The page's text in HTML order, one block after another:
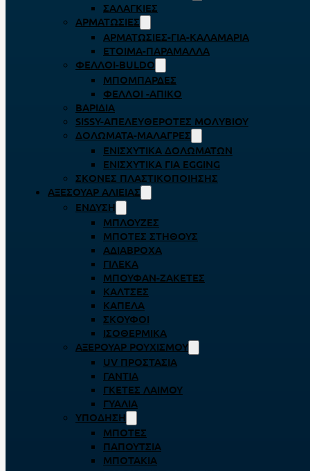
ΣΑΛΑΓΚΙΈΣ
ΑΡΜΑΤΩΣΙΈΣ
ΑΡΜΑΤΩΣΙΈΣ-ΓΙΑ-ΚΑΛΑΜΆΡΙΑ
ΈΤΟΙΜΑ-ΠΑΡΆΜΑΛΛΑ
ΦΕΛΛΟΊ-BULDO
ΜΠΟΜΠΆΡΔΕΣ
ΦΕΛΛΟΊ -ΑΠΊΚΟ
ΒΑΡΊΔΙΑ
SISSY-ΑΠΕΛΕΥΘΕΡΟΤΈΣ ΜΟΛΥΒΙΟΎ
ΔΟΛΏΜΑΤΑ-ΜΑΛΆΓΡΕΣ
ΕΝΙΣΧΥΤΙΚΆ ΔΟΛΩΜΆΤΩΝ
ΕΝΙΣΧΥΤΙΚΆ ΓΙΑ EGGING
ΣΚΌΝΕΣ ΠΛΑΣΤΙΚΟΠΟΊΗΣΗΣ
ΑΞΕΣΟΥΆΡ ΑΛΙΕΊΑΣ
ΈΝΔΥΣΗ
ΜΠΛΟΎΖΕΣ
ΜΠΌΤΕΣ ΣΤΉΘΟΥΣ
ΑΔΙΆΒΡΟΧΑ
ΓΙΛΈΚΑ
ΜΠΟΥΦΆΝ-ΖΑΚΈΤΕΣ
ΚΆΛΤΣΕΣ
ΚΑΠΈΛΑ
ΣΚΟΎΦΟΙ
ΙΣΟΘΕΡΜΙΚΆ
ΑΞΕΡΟΥΆΡ ΡΟΥΧΙΣΜΟΎ
UV ΠΡΟΣΤΑΣΊΑ
ΓΆΝΤΙΑ
ΓΚΈΤΕΣ ΛΑΊΜΟΥ
ΓΥΑΛΙΆ
ΥΠΌΔΗΣΗ
ΜΠΌΤΕΣ
ΠΑΠΟΎΤΣΙΑ
ΜΠΟΤΆΚΙΑ